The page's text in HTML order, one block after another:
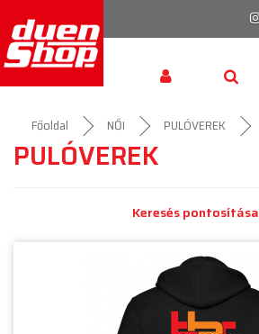
Főoldal NŐI PULÓVEREK
PULÓVEREK
Keresés pontosítása